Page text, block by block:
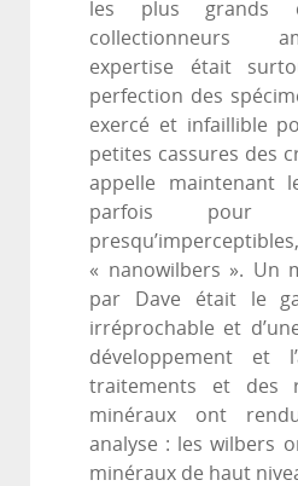
les plus grands
collectionneurs
expertise était
perfection des
exercé et infaillible
petites cassures des
appelle maintenant
parfois pour
« nanowilbers ». Un
par Dave était le
irréprochable et
développement et
traitements et des
minéraux ont
analyse : les wilbers
minéraux de haut